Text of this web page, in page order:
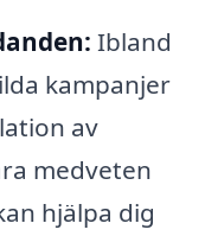
Ibland
kampanjer
av
medveten
hjälpa dig